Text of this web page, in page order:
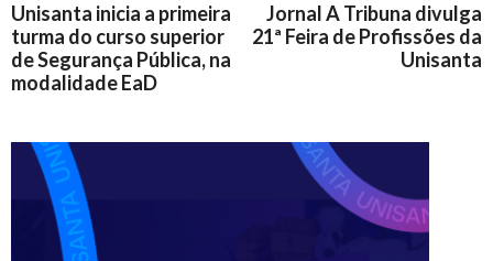
Unisanta inicia a primeira
turma do curso superior
de Segurança Pública, na
modalidade EaD
Jornal A Tribuna divulga
21ª Feira de Profissões da
Unisanta